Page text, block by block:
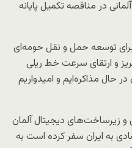
در مناقصه تکمیل پایانه
توسعه حمل و نقل حومه‌ای
و ارتقای سرعت خط ریلی
حال مذاکره‌ایم و امیدواریم
و زیرساخت‌های دیجیتال آلمان
به ایران سفر کرده است به